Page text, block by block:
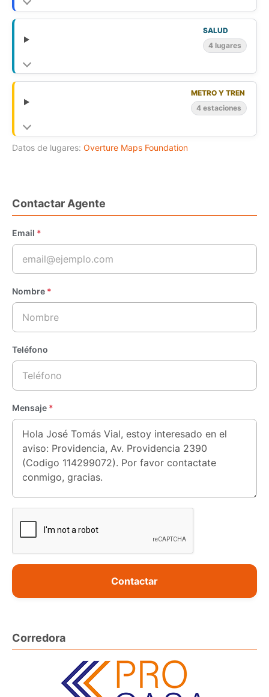
SALUD
4 lugares
METRO Y TREN
4 estaciones
Datos de lugares: Overture Maps Foundation
Contactar Agente
Email *
Nombre *
Teléfono
Mensaje *
Contactar
Corredora